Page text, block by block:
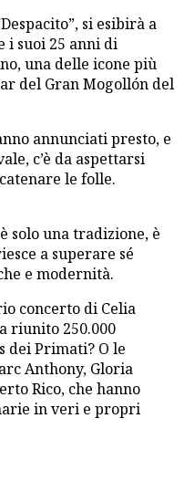
si esibirà a
i suoi 25 anni di
una delle icone più
del Gran Mogollón del
annunciati presto, e
c’è da aspettarsi
le folle.
solo una tradizione, è
a superare sé
e modernità.
concerto di Celia
riunito 250.000
dei Primati? O le
Anthony, Gloria
Rico, che hanno
in veri e propri